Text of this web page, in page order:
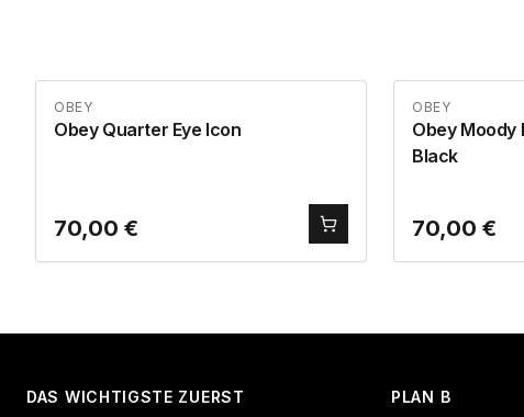
OBEY
Obey Quarter Eye Icon
70,00 €
OBEY
Obey Moody
Black
70,00 €
DAS WICHTIGSTE ZUERST PLAN B